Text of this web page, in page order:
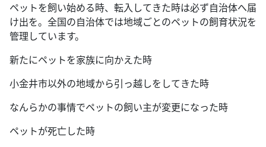
ペットを飼い始める時、転入してきた時は必ず自治体へ届
け出を。全国の自治体では地域ごとのペットの飼育状況を
管理しています。
新たにペットを家族に向かえた時
小金井市以外の地域から引っ越しをしてきた時
なんらかの事情でペットの飼い主が変更になった時
ペットが死亡した時